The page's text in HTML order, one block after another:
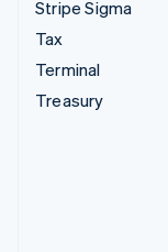
Stripe Sigma
Tax
Terminal
Treasury